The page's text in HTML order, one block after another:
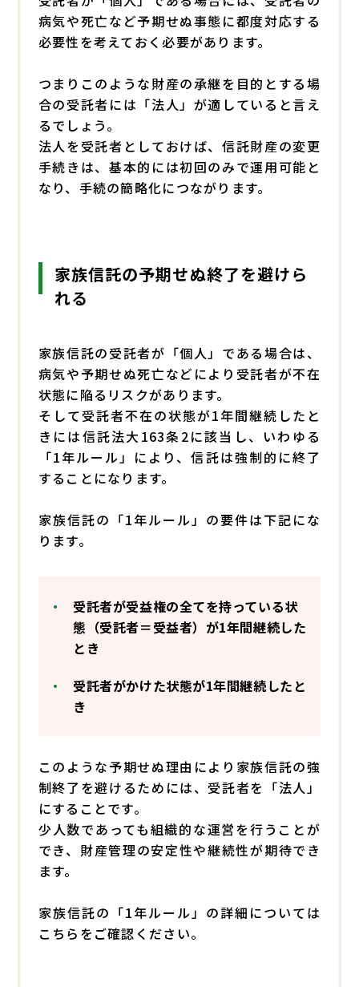
病気や死亡など予期せぬ事態に都度対応する
必要性を考えておく必要があります。
つまりこのような財産の承継を目的とする場
合の受託者には「法人」が適していると言え
るでしょう。
法人を受託者としておけば、信託財産の変更
手続きは、基本的には初回のみで運用可能と
なり、手続の簡略化につながります。
家族信託の予期せぬ終了を避けら
れる
家族信託の受託者が「個人」である場合は、
病気や予期せぬ死亡などにより受託者が不在
状態に陥るリスクがあります。
そして受託者不在の状態が1年間継続したと
きには信託法大163条2に該当し、いわゆる
「1年ルール」により、信託は強制的に終了
することになります。
家族信託の「1年ルール」の要件は下記にな
ります。
受託者が受益権の全てを持っている状
態（受託者＝受益者）が1年間継続した
とき
受託者がかけた状態が1年間継続したと
き
このような予期せぬ理由により家族信託の強
制終了を避けるためには、受託者を「法人」
にすることです。
少人数であっても組織的な運営を行うことが
でき、財産管理の安定性や継続性が期待でき
ます。
家族信託の「1年ルール」の詳細については
こちらをご確認ください。